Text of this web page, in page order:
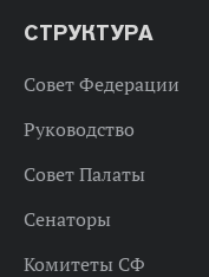
СТРУКТУРА
Совет Федерации
Руководство
Совет Палаты
Сенаторы
Комитеты СФ